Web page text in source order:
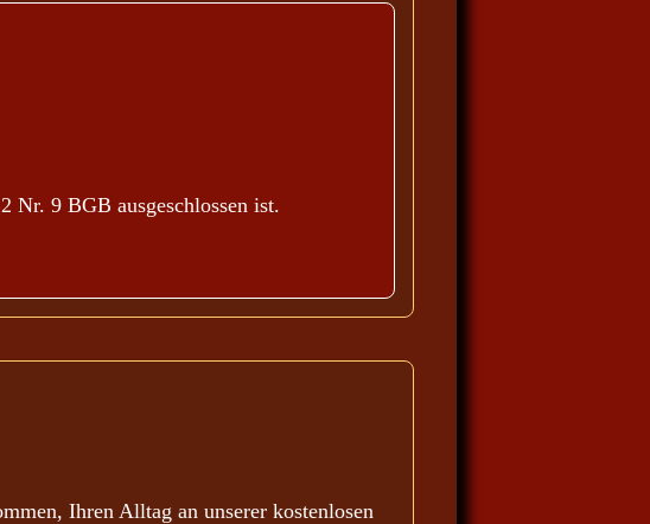
Nr. 9 BGB ausgeschlossen ist.
Ihren Alltag an unserer kostenlosen